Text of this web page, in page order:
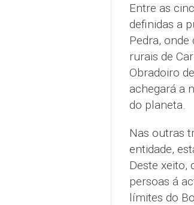
Entre as
definidas a
Pedra,
rurais de
Obradoiro
achegará a
do planeta.
Nas outras
entidade,
Deste xeito,
persoas á
límites do